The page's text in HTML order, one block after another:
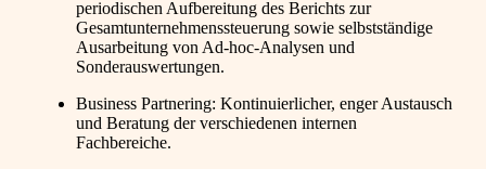
periodischen Aufbereitung des Berichts zur
Gesamtunternehmenssteuerung sowie selbstständige
Ausarbeitung von Ad-hoc-Analysen und
Sonderauswertungen.
Business Partnering: Kontinuierlicher, enger Austausch
und Beratung der verschiedenen internen
Fachbereiche.